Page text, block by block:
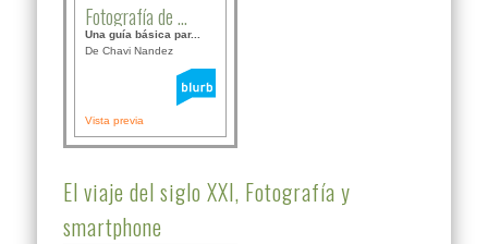
Fotografía de ...
Una guía básica par...
De Chavi Nandez
Vista previa
El viaje del siglo XXI, Fotografía y
smartphone